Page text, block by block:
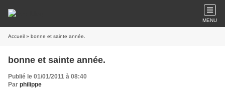
MENU
Accueil » bonne et sainte année.
bonne et sainte année.
Publié le 01/01/2011 à 08:40
Par philippe